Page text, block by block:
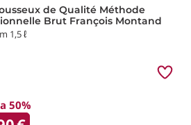
de Qualité Méthode
Brut François Montand
1,5 ℓ
50%